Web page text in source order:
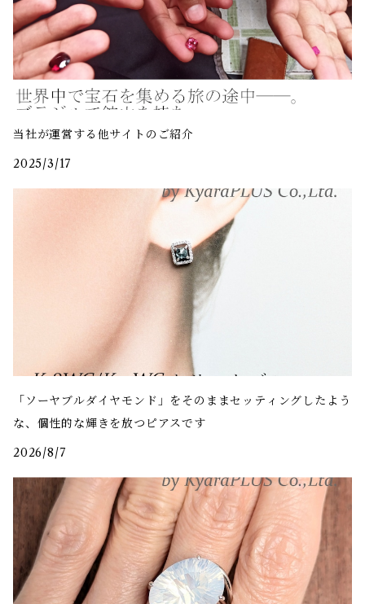
当社が運営する他サイトのご紹介
2025/3/17
「ソーヤブルダイヤモンド」をそのままセッティングしたよう
な、個性的な輝きを放つピアスです
2026/8/7